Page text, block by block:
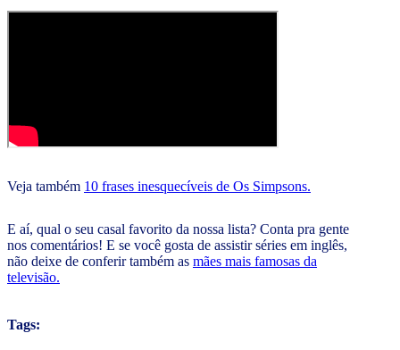
Veja também 10 frases inesquecíveis de Os Simpsons.
E aí, qual o seu casal favorito da nossa lista? Conta pra gente
nos comentários! E se você gosta de assistir séries em inglês,
não deixe de conferir também as mães mais famosas da
televisão.
Tags: